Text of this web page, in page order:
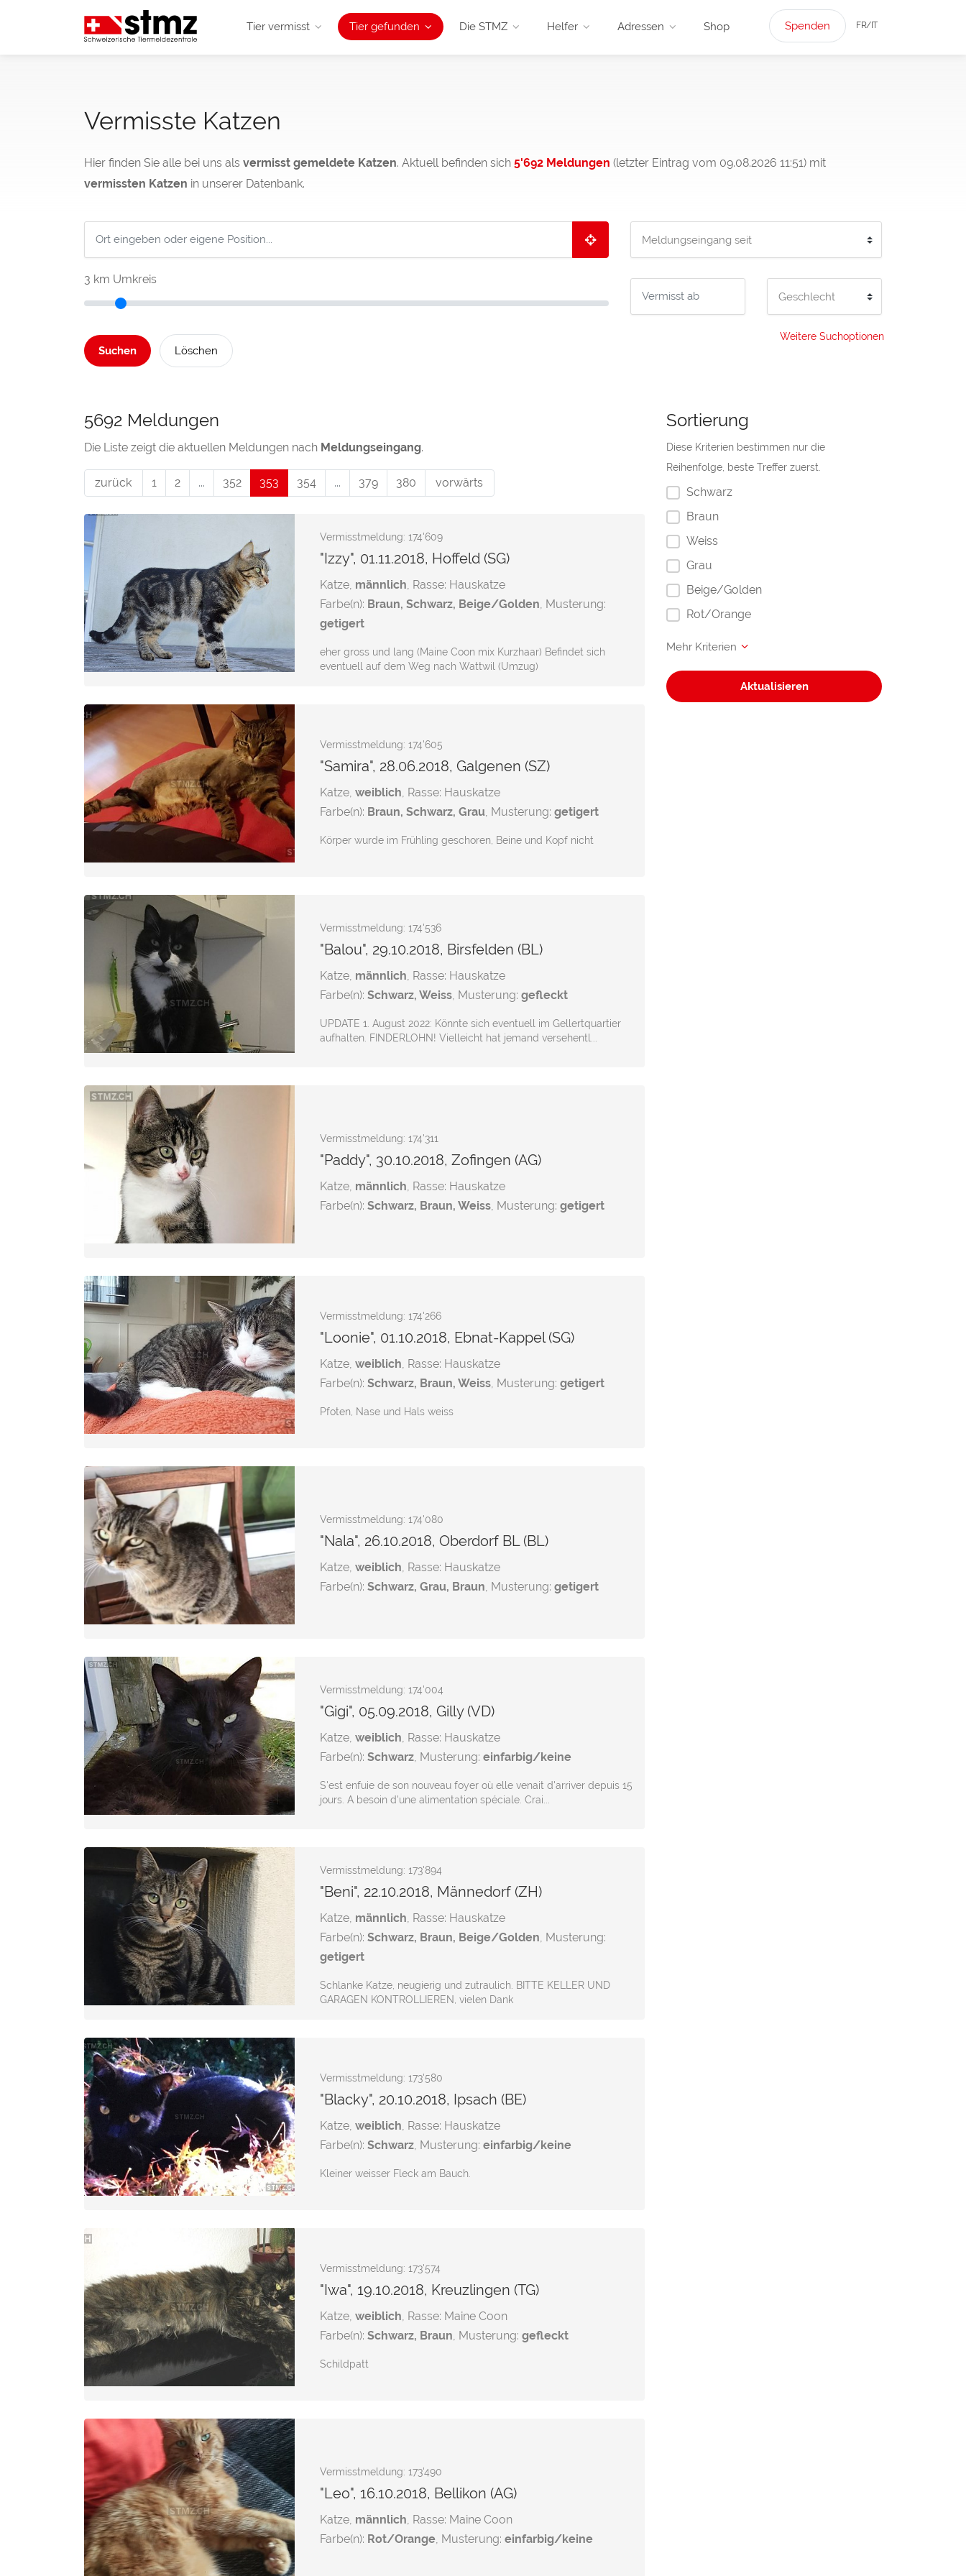
Tier vermisst Tier gefunden Die STMZ Helfer Adressen Shop Spenden FR/IT
Vermisste Katzen
Hier finden Sie alle bei uns als vermisst gemeldete Katzen. Aktuell befinden sich 5'692 Meldungen (letzter Eintrag vom 09.08.2026 11:51) mit
vermissten Katzen in unserer Datenbank.
3 km Umkreis
Weitere Suchoptionen
Suchen Löschen
5692 Meldungen
Die Liste zeigt die aktuellen Meldungen nach Meldungseingang.
zurück 1 2 ... 352 353 (current)
354 ... 379 380 vorwärts
Vermisstmeldung: 174'609
"Izzy", 01.11.2018, Hoffeld (SG)
Katze, männlich, Rasse: Hauskatze
Farbe(n): Braun, Schwarz, Beige/Golden, Musterung:
getigert
eher gross und lang (Maine Coon mix Kurzhaar) Befindet sich
eventuell auf dem Weg nach Wattwil (Umzug)
Vermisstmeldung: 174'605
"Samira", 28.06.2018, Galgenen (SZ)
Katze, weiblich, Rasse: Hauskatze
Farbe(n): Braun, Schwarz, Grau, Musterung: getigert
Körper wurde im Frühling geschoren, Beine und Kopf nicht
Vermisstmeldung: 174'536
"Balou", 29.10.2018, Birsfelden (BL)
Katze, männlich, Rasse: Hauskatze
Farbe(n): Schwarz, Weiss, Musterung: gefleckt
UPDATE 1. August 2022: Könnte sich eventuell im Gellertquartier
aufhalten. FINDERLOHN! Vielleicht hat jemand versehentl...
Vermisstmeldung: 174'311
"Paddy", 30.10.2018, Zofingen (AG)
Katze, männlich, Rasse: Hauskatze
Farbe(n): Schwarz, Braun, Weiss, Musterung: getigert
Vermisstmeldung: 174'266
"Loonie", 01.10.2018, Ebnat-Kappel (SG)
Katze, weiblich, Rasse: Hauskatze
Farbe(n): Schwarz, Braun, Weiss, Musterung: getigert
Pfoten, Nase und Hals weiss
Vermisstmeldung: 174'080
"Nala", 26.10.2018, Oberdorf BL (BL)
Katze, weiblich, Rasse: Hauskatze
Farbe(n): Schwarz, Grau, Braun, Musterung: getigert
Vermisstmeldung: 174'004
"Gigi", 05.09.2018, Gilly (VD)
Katze, weiblich, Rasse: Hauskatze
Farbe(n): Schwarz, Musterung: einfarbig/keine
S'est enfuie de son nouveau foyer où elle venait d'arriver depuis 15
jours. A besoin d'une alimentation spéciale. Crai...
Vermisstmeldung: 173'894
"Beni", 22.10.2018, Männedorf (ZH)
Katze, männlich, Rasse: Hauskatze
Farbe(n): Schwarz, Braun, Beige/Golden, Musterung:
getigert
Schlanke Katze, neugierig und zutraulich. BITTE KELLER UND
GARAGEN KONTROLLIEREN, vielen Dank
Vermisstmeldung: 173'580
"Blacky", 20.10.2018, Ipsach (BE)
Katze, weiblich, Rasse: Hauskatze
Farbe(n): Schwarz, Musterung: einfarbig/keine
Kleiner weisser Fleck am Bauch.
Vermisstmeldung: 173'574
"Iwa", 19.10.2018, Kreuzlingen (TG)
Katze, weiblich, Rasse: Maine Coon
Farbe(n): Schwarz, Braun, Musterung: gefleckt
Schildpatt
Vermisstmeldung: 173'490
"Leo", 16.10.2018, Bellikon (AG)
Katze, männlich, Rasse: Maine Coon
Farbe(n): Rot/Orange, Musterung: einfarbig/keine
Sortierung
Diese Kriterien bestimmen nur die
Reihenfolge, beste Treffer zuerst.
Schwarz
Braun
Weiss
Grau
Beige/Golden
Rot/Orange
Aktualisieren